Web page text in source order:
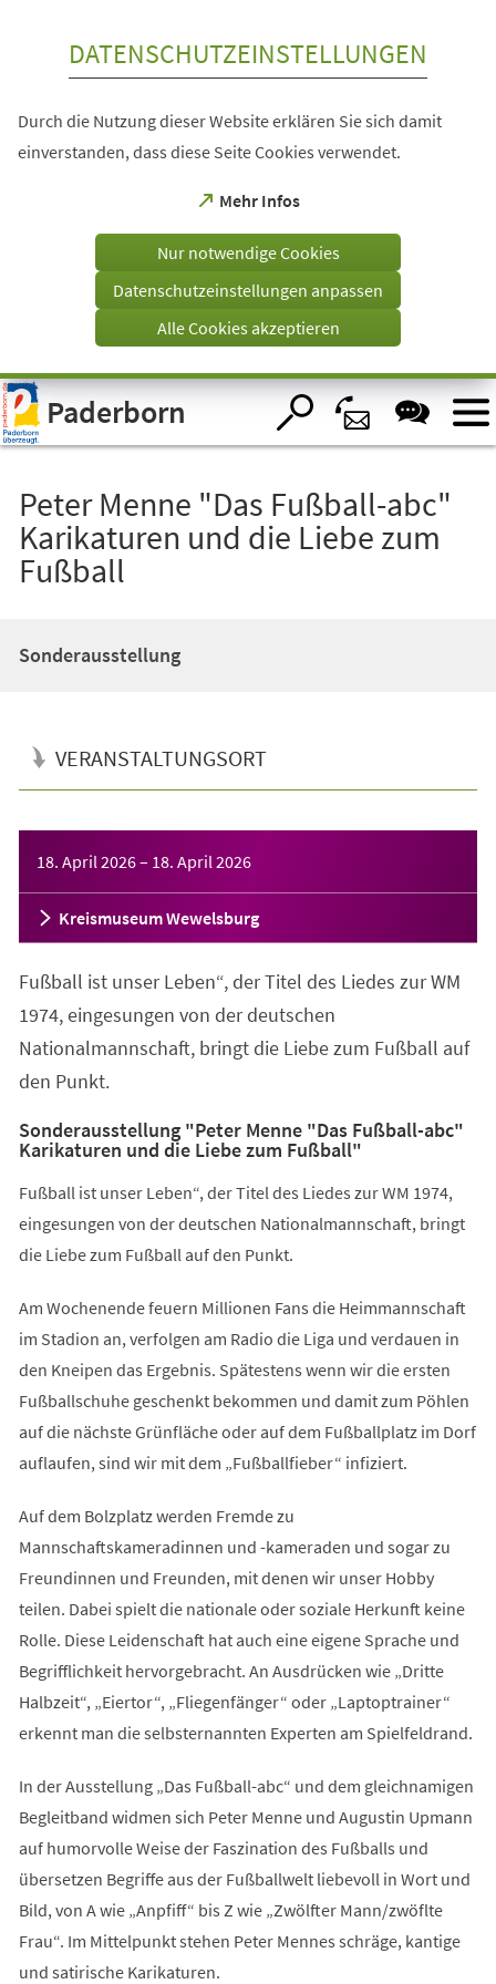
Visuelle
Assistenzsoftware
öffnen.
DATENSCHUTZEINSTELLUNGEN
Durch die Nutzung dieser Website erklären Sie sich damit
einverstanden, dass diese Seite Cookies verwendet.
Mehr Infos
(Öffnet
einem
Tab)
Nur notwendige Cookies
Datenschutzeinstellungen anpassen
Alle Cookies akzeptieren
Paderborn
Peter Menne "Das Fußball-abc"
Karikaturen und die Liebe zum
Fußball
Sonderausstellung
VERANSTALTUNGSORT
18. April 2026– 18. April 2026
Kreismuseum Wewelsburg
Fußball ist unser Leben“, der Titel des Liedes zur WM
1974, eingesungen von der deutschen
Nationalmannschaft, bringt die Liebe zum Fußball auf
den Punkt.
Sonderausstellung "Peter Menne "Das Fußball-abc"
Karikaturen und die Liebe zum Fußball"
Fußball ist unser Leben“, der Titel des Liedes zur WM 1974,
eingesungen von der deutschen Nationalmannschaft, bringt
die Liebe zum Fußball auf den Punkt.
Am Wochenende feuern Millionen Fans die Heimmannschaft
im Stadion an, verfolgen am Radio die Liga und verdauen in
den Kneipen das Ergebnis. Spätestens wenn wir die ersten
Fußballschuhe geschenkt bekommen und damit zum Pöhlen
auf die nächste Grünfläche oder auf dem Fußballplatz im Dorf
auflaufen, sind wir mit dem „Fußballfieber“ infiziert.
Auf dem Bolzplatz werden Fremde zu
Mannschaftskameradinnen und -kameraden und sogar zu
Freundinnen und Freunden, mit denen wir unser Hobby
teilen. Dabei spielt die nationale oder soziale Herkunft keine
Rolle. Diese Leidenschaft hat auch eine eigene Sprache und
Begrifflichkeit hervorgebracht. An Ausdrücken wie „Dritte
Halbzeit“, „Eiertor“, „Fliegenfänger“ oder „Laptoptrainer“
erkennt man die selbsternannten Experten am Spielfeldrand.
In der Ausstellung „Das Fußball-abc“ und dem gleichnamigen
Begleitband widmen sich Peter Menne und Augustin Upmann
auf humorvolle Weise der Faszination des Fußballs und
übersetzen Begriffe aus der Fußballwelt liebevoll in Wort und
Bild, von A wie „Anpfiff“ bis Z wie „Zwölfter Mann/zwöflte
Frau“. Im Mittelpunkt stehen Peter Mennes schräge, kantige
und satirische Karikaturen.